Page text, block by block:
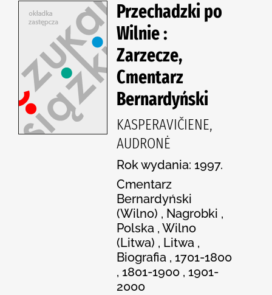
Przechadzki po
Wilnie :
Zarzecze,
Cmentarz
Bernardyński
KASPERAVIČIENE,
AUDRONĖ
Rok wydania: 1997.
Cmentarz
Bernardyński
(Wilno) , Nagrobki ,
Polska , Wilno
(Litwa) , Litwa ,
Biografia , 1701-1800
, 1801-1900 , 1901-
2000